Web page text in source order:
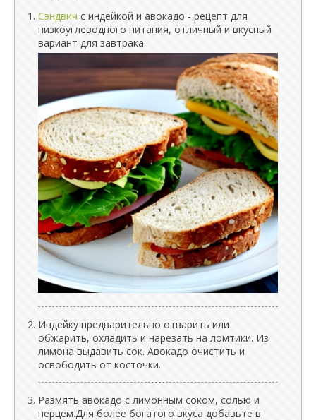
Сэндвич с индейкой и авокадо - рецепт для
низкоуглеводного питания, отличный и вкусный
вариант для завтрака.
Индейку предварительно отварить или
обжарить, охладить и нарезать на ломтики. Из
лимона выдавить сок. Авокадо очистить и
освободить от косточки.
Размять авокадо с лимонным соком, солью и
перцем.Для более богатого вкуса добавьте в